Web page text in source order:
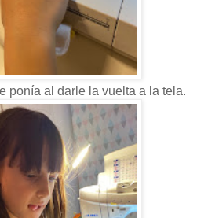
ponía al darle la vuelta a la tela.